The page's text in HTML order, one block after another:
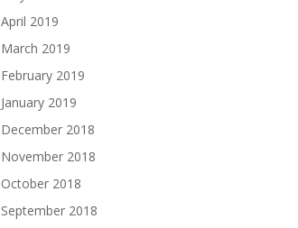
April 2019
March 2019
February 2019
January 2019
December 2018
November 2018
October 2018
September 2018